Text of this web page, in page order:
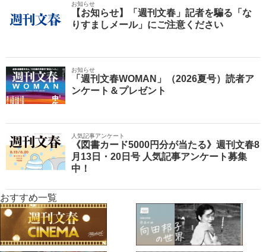
お知らせ
【お知らせ】「週刊文春」記者を騙る「な
りすましメール」にご注意ください
お知らせ
「週刊文春WOMAN」（2026夏号）読者ア
ンケート＆プレゼント
人気記事アンケート
《図書カード5000円分が当たる》週刊文春8
月13日・20日号 人気記事アンケート募集
中！
おすすめ一覧